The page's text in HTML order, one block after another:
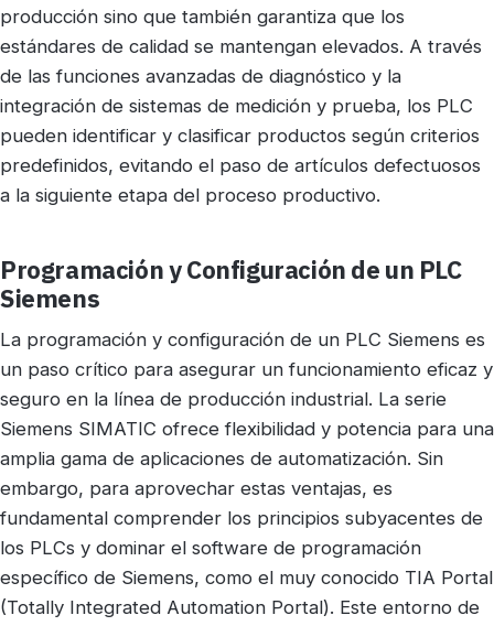
producción sino que también garantiza que los
estándares de calidad se mantengan elevados. A través
de las funciones avanzadas de diagnóstico y la
integración de sistemas de medición y prueba, los PLC
pueden identificar y clasificar productos según criterios
predefinidos, evitando el paso de artículos defectuosos
a la siguiente etapa del proceso productivo.
Programación y Configuración de un PLC
Siemens
La programación y configuración de un PLC Siemens es
un paso crítico para asegurar un funcionamiento eficaz y
seguro en la línea de producción industrial. La serie
Siemens SIMATIC ofrece flexibilidad y potencia para una
amplia gama de aplicaciones de automatización. Sin
embargo, para aprovechar estas ventajas, es
fundamental comprender los principios subyacentes de
los PLCs y dominar el software de programación
específico de Siemens, como el muy conocido TIA Portal
(Totally Integrated Automation Portal). Este entorno de